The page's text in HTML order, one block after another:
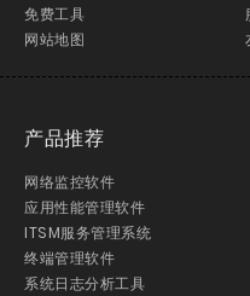
免费工具
网站地图
产品推荐
网络监控软件
应用性能管理软件
ITSM服务管理系统
终端管理软件
系统日志分析工具